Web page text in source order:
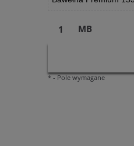
MB
*- Pole wymagane